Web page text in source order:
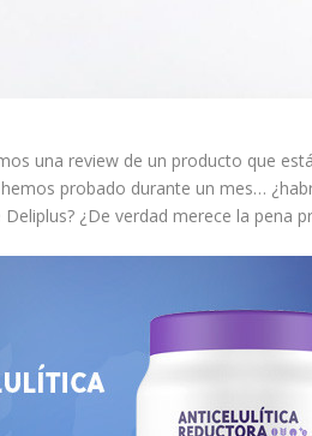
una review de un producto que
hemos probado durante un mes…
¿De verdad merece la pena